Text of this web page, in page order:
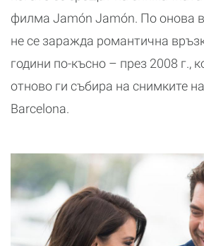
филма Jamón Jamón. По онова
не се заражда романтична
години по-късно – през 2008 г.,
отново ги събира на снимките
Barcelona.